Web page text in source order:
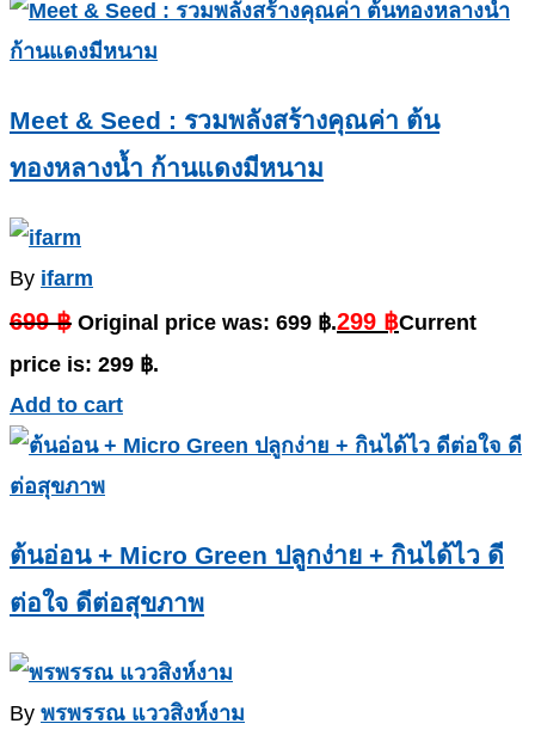
Meet & Seed : รวมพลังสร้างคุณค่า ต้น
ทองหลางน้ำ ก้านแดงมีหนาม
By ifarm
699฿ Original price was: 699 ฿.299 ฿Current
price is: 299 ฿.
Add to cart
ต้นอ่อน + Micro Green ปลูกง่าย + กินได้ไว ดี
ต่อใจ ดีต่อสุขภาพ
By พรพรรณ แววสิงห์งาม